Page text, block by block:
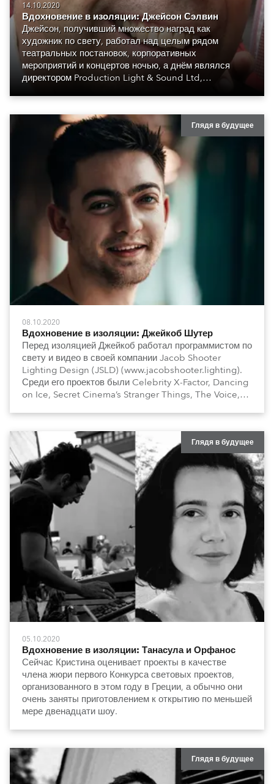
14.10.2020
Вдохновение в изоляции: Джейсон Сэлвин
Джейсон, получивший множество наград как
художник по свету, работал над целым рядом
театральных постановок, корпоративных
мероприятий и концертов ночью, а днём являлся
директором Production Light & Sound Ltd,
Она предоставляет оборудование и создает
технические решения для шоу по всей Европе.
Глядя в будущее
08.10.2020
Вдохновение в изоляции: Джейкоб Шутер
Перед изоляцией Джейкоб работал программистом по
свету и видео в своей компании Jacob Shooter
Lighting Design (JSLD) (www.jacobshooter.lighting).
Среди его проектов были Celebrity X-Factor, Dancing
on Ice, Secret Cinema’s Stranger Things, The Voice,
сожалению, все они остановились, но Джейкоб
уверяет всех, что нужно быть позитивными, так как
работа над проектами скоро возобновится.Глядя в будущее
05.10.2020
Вдохновение в изоляции: Танасула и Орфанос
Сейчас Кристина оценивает проекты в качестве
члена жюри первого Конкурса световых проектов,
организованного в этом году в Греции, а обычно они
очень заняты приготовлением к открытию по меньшей
мере двенадцати шоу.
Глядя в будущее